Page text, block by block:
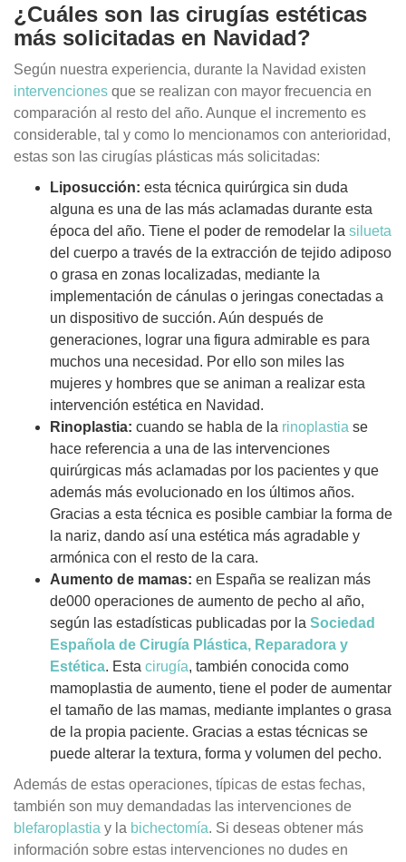
¿Cuáles son las cirugías estéticas
más solicitadas en Navidad?
Según nuestra experiencia, durante la Navidad existen
intervenciones que se realizan con mayor frecuencia en
comparación al resto del año. Aunque el incremento es
considerable, tal y como lo mencionamos con anterioridad,
estas son las cirugías plásticas más solicitadas:
Liposucción: esta técnica quirúrgica sin duda
alguna es una de las más aclamadas durante esta
época del año. Tiene el poder de remodelar la silueta
del cuerpo a través de la extracción de tejido adiposo
o grasa en zonas localizadas, mediante la
implementación de cánulas o jeringas conectadas a
un dispositivo de succión. Aún después de
generaciones, lograr una figura admirable es para
muchos una necesidad. Por ello son miles las
mujeres y hombres que se animan a realizar esta
intervención estética en Navidad.
Rinoplastia: cuando se habla de la rinoplastia se
hace referencia a una de las intervenciones
quirúrgicas más aclamadas por los pacientes y que
además más evolucionado en los últimos años.
Gracias a esta técnica es posible cambiar la forma de
la nariz, dando así una estética más agradable y
armónica con el resto de la cara.
Aumento de mamas: en España se realizan más
de000 operaciones de aumento de pecho al año,
según las estadísticas publicadas por la Sociedad
Española de Cirugía Plástica, Reparadora y
Estética. Esta cirugía, también conocida como
mamoplastia de aumento, tiene el poder de aumentar
el tamaño de las mamas, mediante implantes o grasa
de la propia paciente. Gracias a estas técnicas se
puede alterar la textura, forma y volumen del pecho.
Además de estas operaciones, típicas de estas fechas,
también son muy demandadas las intervenciones de
blefaroplastia y la bichectomía. Si deseas obtener más
información sobre estas intervenciones no dudes en